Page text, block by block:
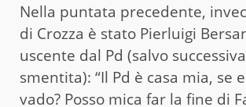
Nella puntata precedente,
di Crozza è stato Pierluigi
uscente dal Pd (salvo successiva
smentita): “Il Pd è casa mia, se
vado? Posso mica far la fine di